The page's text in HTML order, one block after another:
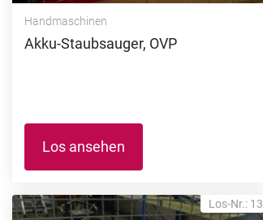
Handmaschinen
Akku-Staubsauger, OVP
Los ansehen
Los-Nr.: 13